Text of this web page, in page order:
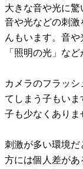
大きな音や光に驚
音や光などの刺激
んもいます。音
「照明の光」な
カメラのフラッ
てしまう子もいま
子も少なくありま
刺激が多い環境だ
方には個人差が